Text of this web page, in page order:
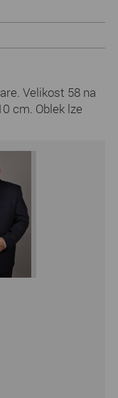
Velikost 58 na
cm. Oblek lze